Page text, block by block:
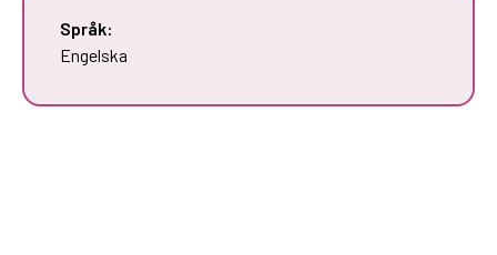
Språk:
Engelska